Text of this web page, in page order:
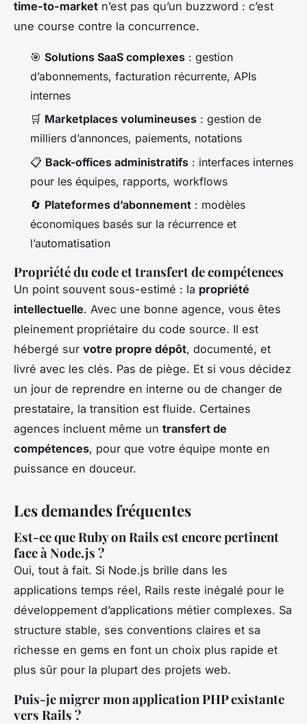
time-to-market n’est pas qu’un buzzword : c’est
une course contre la concurrence.
🎯 Solutions SaaS complexes : gestion
d’abonnements, facturation récurrente, APIs
internes
🛒 Marketplaces volumineuses : gestion de
milliers d’annonces, paiements, notations
📋 Back-offices administratifs : interfaces internes
pour les équipes, rapports, workflows
🔄 Plateformes d’abonnement : modèles
économiques basés sur la récurrence et
l’automatisation
Propriété du code et transfert de compétences
Un point souvent sous-estimé : la propriété
intellectuelle. Avec une bonne agence, vous êtes
pleinement propriétaire du code source. Il est
hébergé sur votre propre dépôt, documenté, et
livré avec les clés. Pas de piège. Et si vous décidez
un jour de reprendre en interne ou de changer de
prestataire, la transition est fluide. Certaines
agences incluent même un transfert de
compétences, pour que votre équipe monte en
puissance en douceur.
Les demandes fréquentes
Est-ce que Ruby on Rails est encore pertinent
face à Node.js ?
Oui, tout à fait. Si Node.js brille dans les
applications temps réel, Rails reste inégalé pour le
développement d’applications métier complexes. Sa
structure stable, ses conventions claires et sa
richesse en gems en font un choix plus rapide et
plus sûr pour la plupart des projets web.
Puis-je migrer mon application PHP existante
vers Rails ?